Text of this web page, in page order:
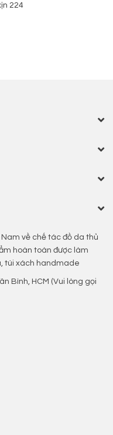
224
về chế tác đồ da thủ
hoàn toàn được làm
túi xách handmade
Bình, HCM (Vui lòng gọi